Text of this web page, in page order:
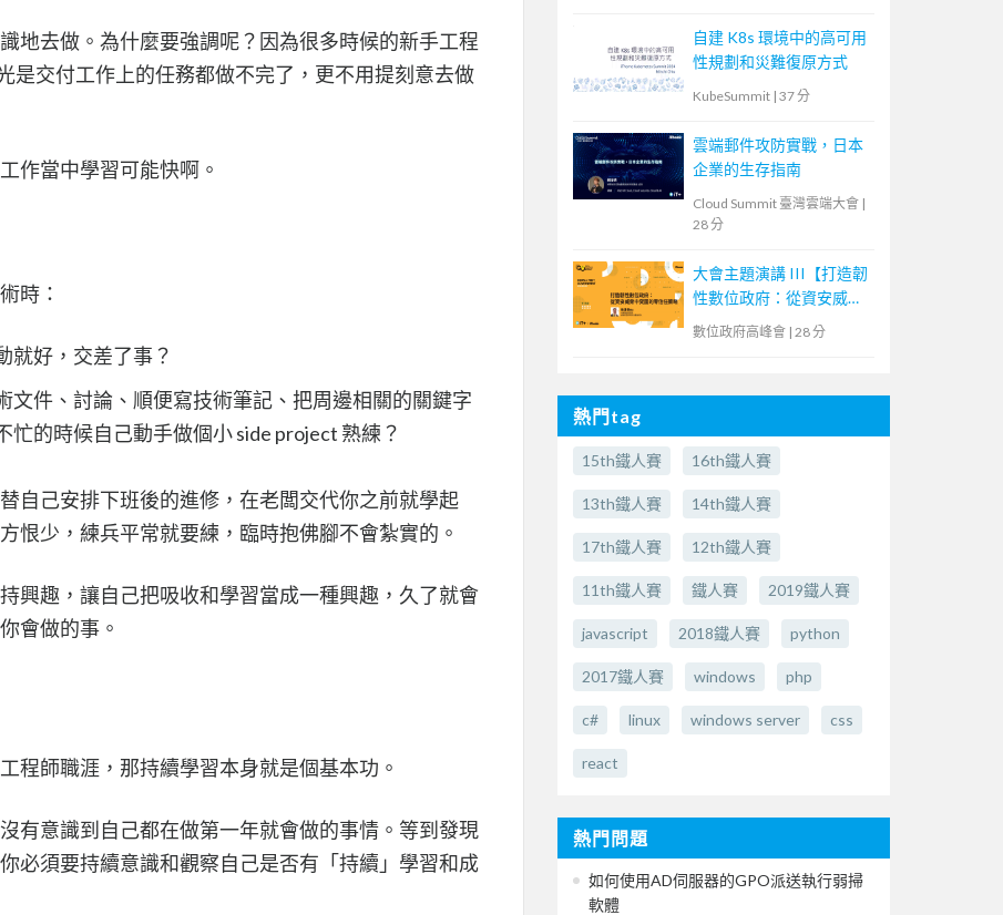
地去做。為什麼要強調呢？因為很多時候的新手工程
是交付工作上的任務都做不完了，更不用提刻意去做
作當中學習可能快啊。
時：
就好，交差了事？
文件、討論、順便寫技術筆記、把周邊相關的關鍵字
的時候自己動手做個小 side project 熟練？
自己安排下班後的進修，在老闆交代你之前就學起
恨少，練兵平常就要練，臨時抱佛腳不會紮實的。
興趣，讓自己把吸收和學習當成一種興趣，久了就會
會做的事。
程師職涯，那持續學習本身就是個基本功。
有意識到自己都在做第一年就會做的事情。等到發現
必須要持續意識和觀察自己是否有「持續」學習和成
自建 K8s 環境中的高可用
性規劃和災難復原方式
KubeSummit | 37 分
雲端郵件攻防實戰，日本
企業的生存指南
Cloud Summit 臺灣雲端大會 |
28 分
大會主題演講 III【打造韌
性數位政府：從資安威脅
中突圍的零信任策略】
數位政府高峰會 | 28 分
熱門tag
15th鐵人賽 16th鐵人賽
13th鐵人賽 14th鐵人賽
17th鐵人賽 12th鐵人賽
11th鐵人賽 鐵人賽 2019鐵人賽
javascript 2018鐵人賽 python
2017鐵人賽 windows php
c# linux windows server css
react
熱門問題
如何使用AD伺服器的GPO派送執行弱掃
軟體